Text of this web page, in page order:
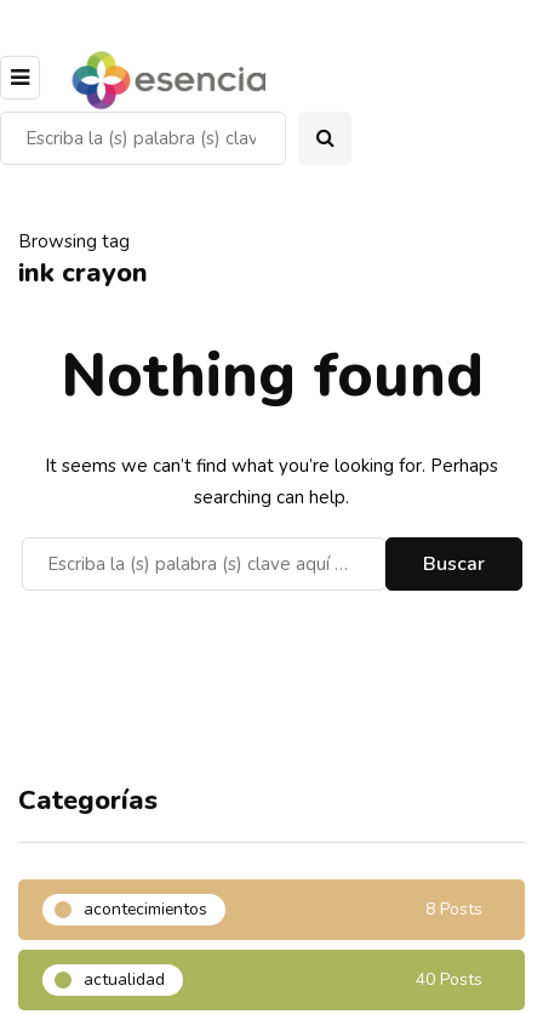
Browsing tag
ink crayon
Nothing found
It seems we can’t find what you’re looking for. Perhaps
searching can help.
Categorías
acontecimientos 8 Posts
actualidad 40 Posts